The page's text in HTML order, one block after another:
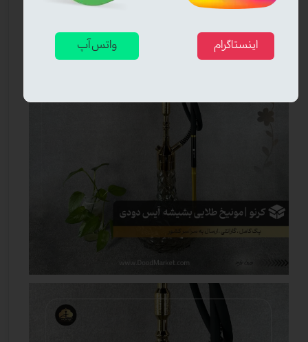
واتس آپ اینستاگرام